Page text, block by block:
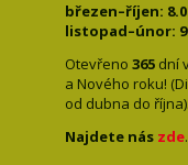
březen–říjen:
listopad–únor:
Otevřeno 365 dní
a Nového roku!
od dubna do října).
Najdete nás zde.